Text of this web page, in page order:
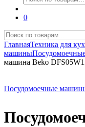
0
Искать:
ГлавнаяТехника для
машины
машина Beko
Посудомоечные